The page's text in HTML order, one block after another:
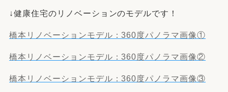
↓健康住宅のリノベーションのモデルです！
橋本リノベーションモデル：360度パノラマ画像①
橋本リノベーションモデル：360度パノラマ画像②
橋本リノベーションモデル：360度パノラマ画像③